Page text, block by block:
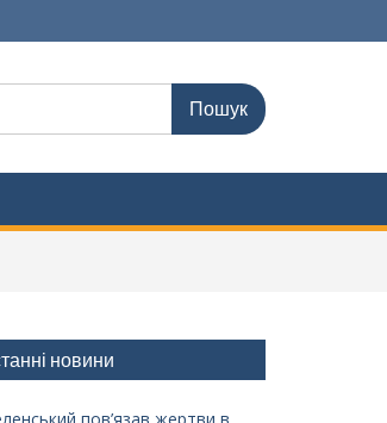
новини